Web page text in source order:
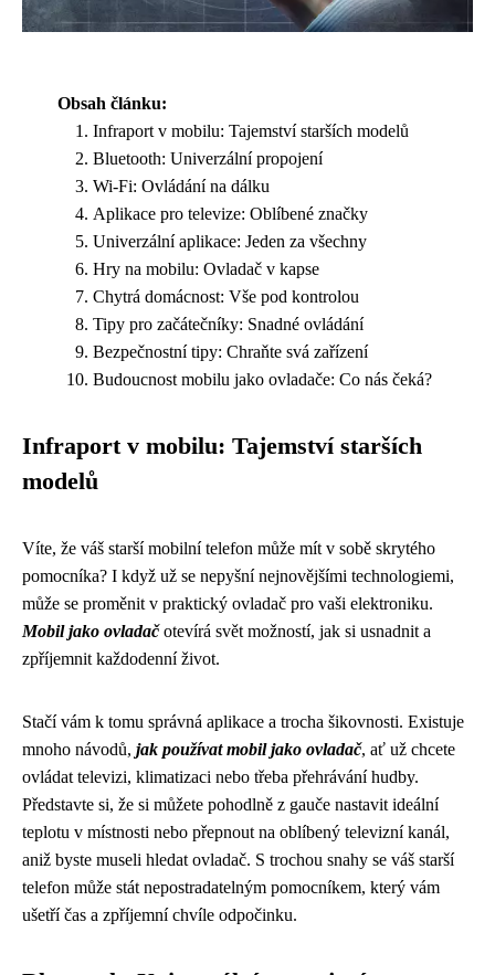
Obsah článku:
Infraport v mobilu: Tajemství starších modelů
Bluetooth: Univerzální propojení
Wi-Fi: Ovládání na dálku
Aplikace pro televize: Oblíbené značky
Univerzální aplikace: Jeden za všechny
Hry na mobilu: Ovladač v kapse
Chytrá domácnost: Vše pod kontrolou
Tipy pro začátečníky: Snadné ovládání
Bezpečnostní tipy: Chraňte svá zařízení
Budoucnost mobilu jako ovladače: Co nás čeká?
Infraport v mobilu: Tajemství starších
modelů
Víte, že váš starší mobilní telefon může mít v sobě skrytého
pomocníka? I když už se nepyšní nejnovějšími technologiemi,
může se proměnit v praktický ovladač pro vaši elektroniku.
Mobil jako ovladačotevírá svět možností, jak si usnadnit a
zpříjemnit každodenní život.
Stačí vám k tomu správná aplikace a trocha šikovnosti. Existuje
mnoho návodů, jak používat mobil jako ovladač, ať už chcete
ovládat televizi, klimatizaci nebo třeba přehrávání hudby.
Představte si, že si můžete pohodlně z gauče nastavit ideální
teplotu v místnosti nebo přepnout na oblíbený televizní kanál,
aniž byste museli hledat ovladač. S trochou snahy se váš starší
telefon může stát nepostradatelným pomocníkem, který vám
ušetří čas a zpříjemní chvíle odpočinku.